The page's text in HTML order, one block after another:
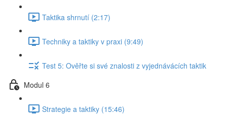
Taktika shrnutí (2:17)
Techniky a taktiky v praxi (9:49)
Test 5: Ověřte si své znalosti z vyjednávácích taktik
Modul 6
Strategie a taktiky (15:46)